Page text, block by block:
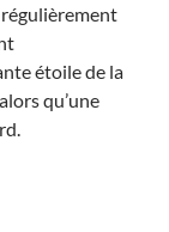
régulièrement
étoile de la
qu’une